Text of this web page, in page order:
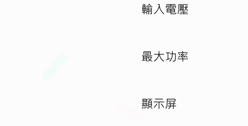
輸入電壓
最大功率
顯示屏